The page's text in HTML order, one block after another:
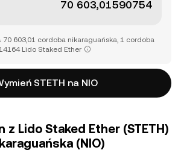
70 603,01 cordoba nikaraguańska, 1 cordoba
Lido Staked Ether
STETH na NIO
Lido Staked Ether (STETH)
(NIO)